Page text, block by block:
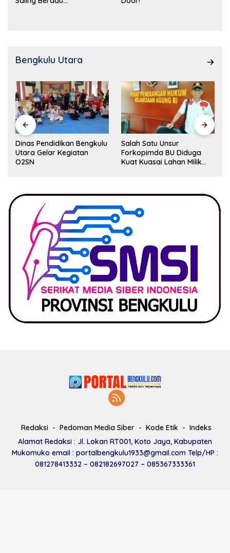
Bengkulu Utara
Dinas Pendidikan Bengkulu
Utara Gelar Kegiatan
O2SN
Salah Satu Unsur
Forkopimda BU Diduga
Kuat Kuasai Lahan Milik
Redaksi Pedoman Media Siber Kode Etik
Indeks
Alamat Redaksi : Jl. Lokan RT001, Koto Jaya, Kabupaten
Mukomuko email : portalbengkulu1933@gmail.com Telp/HP :
081278413332 – 082182697027 – 085367333361